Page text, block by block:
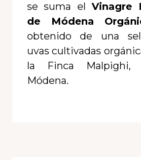
se suma el Vinagre
de Módena
obtenido de una
uvas cultivadas
la Finca Malpighi,
Módena.